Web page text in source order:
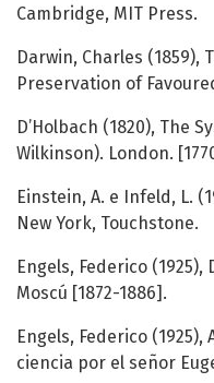
Cambridge, MIT Press.
Darwin, Charles (1859),
Preservation of
D’Holbach (1820), The
Wilkinson). London.
Einstein, A. e Infeld, L.
New York, Touchstone.
Engels, Federico
Moscú [1872-1886].
Engels, Federico
ciencia por el señor